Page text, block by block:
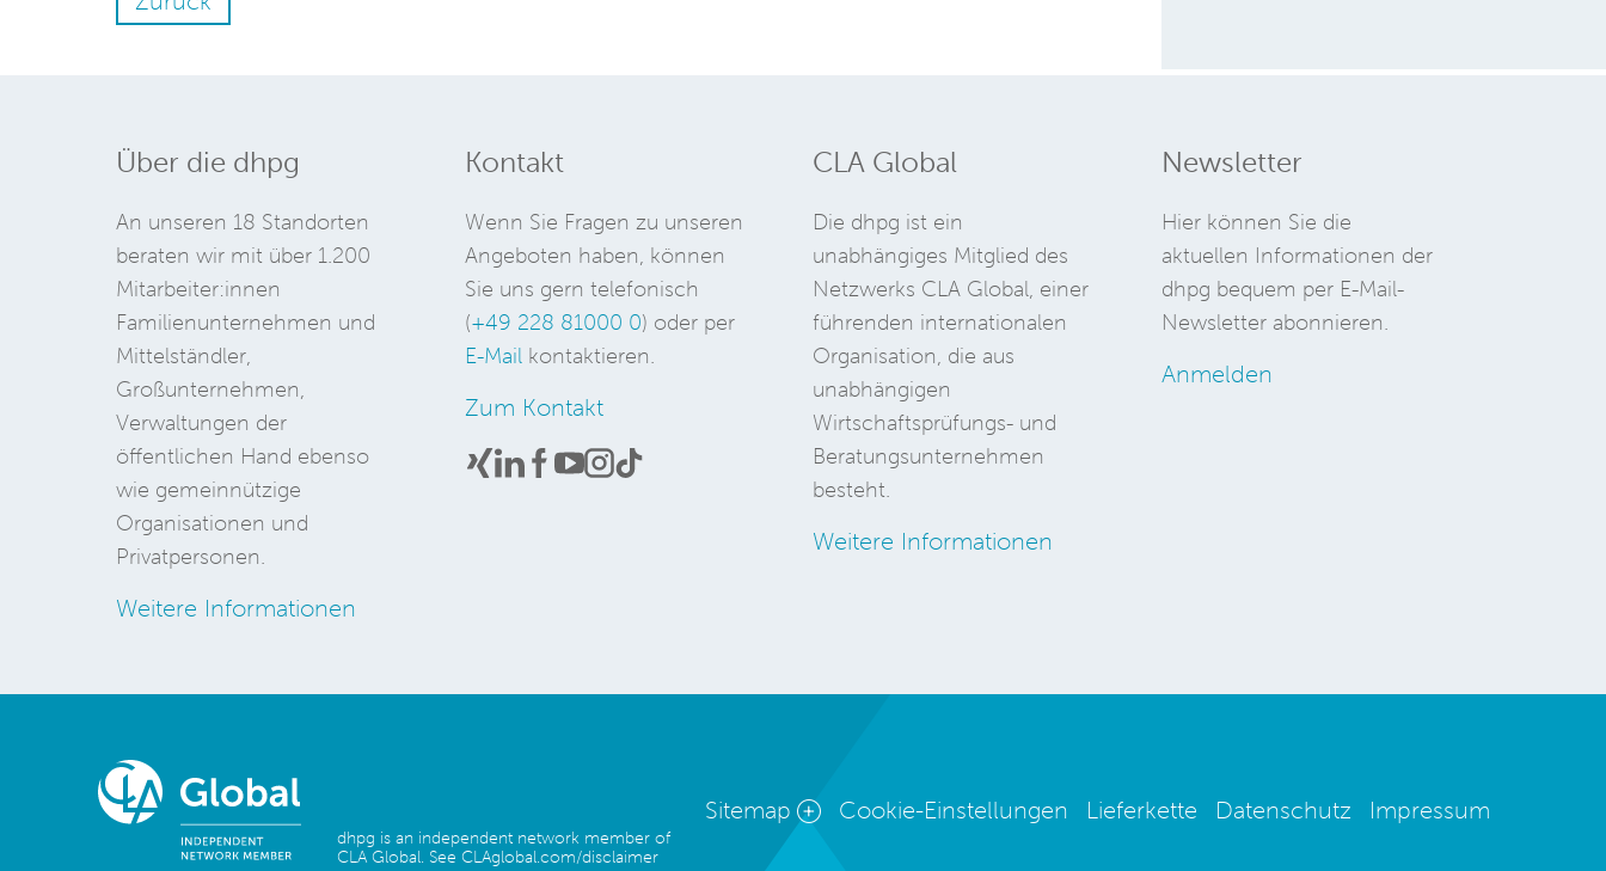
Über die dhpg
An unseren 18 Standorten
beraten wir mit über 1.200
Mitarbeiter:innen
Familienunternehmen und
Mittelständler,
Großunternehmen,
Verwaltungen der
öffentlichen Hand ebenso
wie gemeinnützige
Organisationen und
Privatpersonen.
Weitere Informationen
Kontakt
Wenn Sie Fragen zu unseren
Angeboten haben, können
Sie uns gern telefonisch
(+49 228 81000 0) oder per
E-Mailkontaktieren.
Zum Kontakt
CLA Global
Die dhpg ist ein
unabhängiges Mitglied des
Netzwerks CLA Global, einer
führenden internationalen
Organisation, die aus
unabhängigen
Wirtschaftsprüfungs- und
Beratungsunternehmen
besteht.
Weitere Informationen
Newsletter
Hier können Sie die
aktuellen Informationen der
dhpg bequem per E-Mail-
Newsletter abonnieren.
Anmelden
dhpg is an independent network member of
CLA Global. See CLAglobal.com/disclaimer
Sitemap Cookie-Einstellungen Lieferkette Datenschutz Impressum